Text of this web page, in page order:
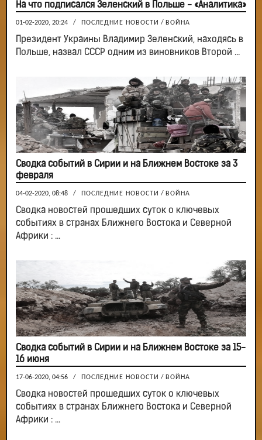
На что подписался Зеленский в Польше - «Аналитика»
01-02-2020, 20:24 / ПОСЛЕДНИЕ НОВОСТИ / ВОЙНА
Президент Украины Владимир Зеленский, находясь в
Польше, назвал СССР одним из виновников Второй ...
Сводка событий в Сирии и на Ближнем Востоке за 3
февраля
04-02-2020, 08:48 / ПОСЛЕДНИЕ НОВОСТИ / ВОЙНА
Сводка новостей прошедших суток о ключевых
событиях в странах Ближнего Востока и Северной
Африки : ...
Сводка событий в Сирии и на Ближнем Востоке за 15-
16 июня
17-06-2020, 04:56 / ПОСЛЕДНИЕ НОВОСТИ / ВОЙНА
Сводка новостей прошедших суток о ключевых
событиях в странах Ближнего Востока и Северной
Африки : ...